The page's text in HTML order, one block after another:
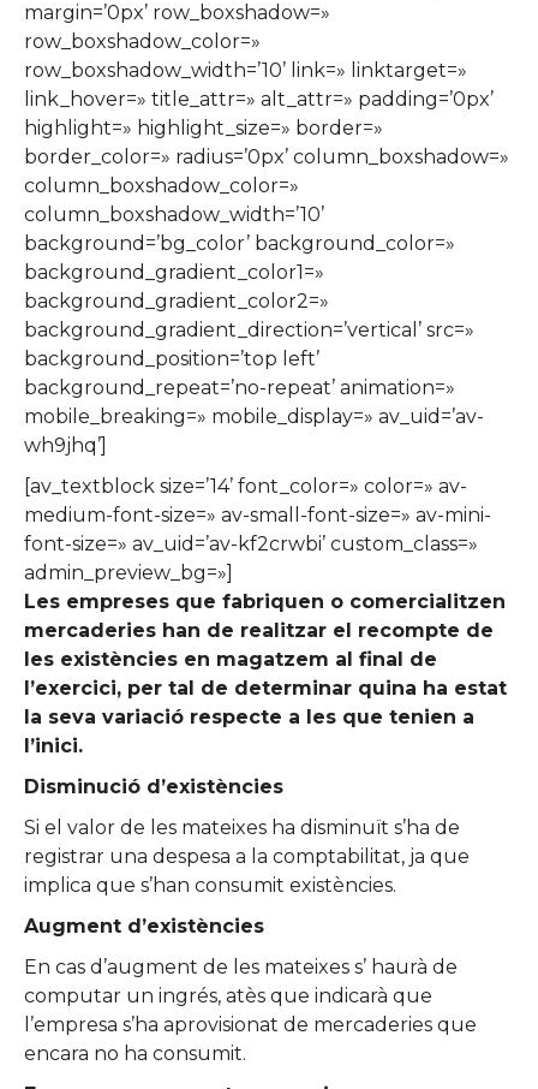
margin=’0px’ row_boxshadow=»
row_boxshadow_color=»
row_boxshadow_width=’10’ link=» linktarget=»
link_hover=» title_attr=» alt_attr=» padding=’0px’
highlight=» highlight_size=» border=»
border_color=» radius=’0px’ column_boxshadow=»
column_boxshadow_color=»
column_boxshadow_width=’10’
background=’bg_color’ background_color=»
background_gradient_color1=»
background_gradient_color2=»
background_gradient_direction=’vertical’ src=»
background_position=’top left’
background_repeat=’no-repeat’ animation=»
mobile_breaking=» mobile_display=» av_uid=’av-
wh9jhq’]
[av_textblock size=’14’ font_color=» color=» av-
medium-font-size=» av-small-font-size=» av-mini-
font-size=» av_uid=’av-kf2crwbi’ custom_class=»
admin_preview_bg=»]
Les empreses que fabriquen o comercialitzen
mercaderies han de realitzar el recompte de
les existències en magatzem al final de
l’exercici, per tal de determinar quina ha estat
la seva variació respecte a les que tenien a
l’inici.
Disminució d’existències
Si el valor de les mateixes ha disminuït s’ha de
registrar una despesa a la comptabilitat, ja que
implica que s’han consumit existències.
Augment d’existències
En cas d’augment de les mateixes s’ haurà de
computar un ingrés, atès que indicarà que
l’empresa s’ha aprovisionat de mercaderies que
encara no ha consumit.